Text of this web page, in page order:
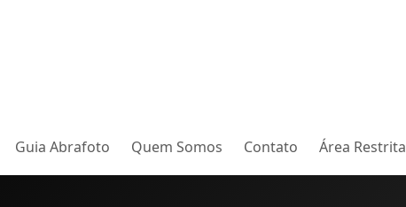
Guia Abrafoto Quem Somos Contato Área Restrita